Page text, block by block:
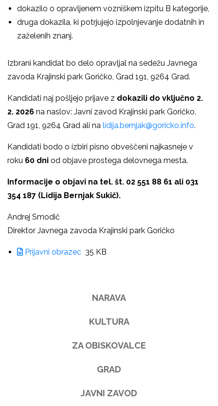
dokazilo o opravljenem vozniškem izpitu B kategorije,
druga dokazila, ki potrjujejo izpolnjevanje dodatnih in
zaželenih znanj.
Izbrani kandidat bo delo opravljal na sedežu Javnega
zavoda Krajinski park Goričko, Grad 191, 9264 Grad.
Kandidati naj pošljejo prijave z dokazili do vključno 2.
2. 2026 na naslov: Javni zavod Krajinski park Goričko,
Grad 191, 9264 Grad ali na lidija.bernjak@goricko.info.
Kandidati bodo o izbiri pisno obveščeni najkasneje v
roku 60 dni od objave prostega delovnega mesta.
Informacije o objavi na tel. št. 02 551 88 61 ali 031
354 187 (Lidija Bernjak Sukič).
Andrej Smodič
Direktor Javnega zavoda Krajinski park Goričko
Prijavni obrazec 35 KB
NARAVA
KULTURA
ZA OBISKOVALCE
GRAD
JAVNI ZAVOD